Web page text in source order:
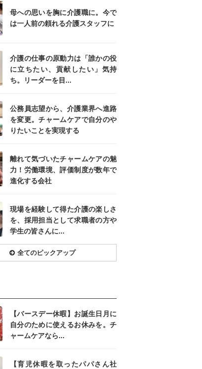
母への思いを胸に介護職に。今で
は一人前の頼れる介護スタッフに
介護の仕事の原動力は「誰かの役
に立ちたい、貢献したい」気持
ち。リーダーを目...
公務員志望から、介護業界へ進路
を変更。チャームケアで自分のや
りたいことを実現する
離れて気づいたチャームケアの魅
力！労働環境、評価制度が数年で
進化する会社
現場を経験して得た介護の楽しさ
を、採用担当として求職者の方や
学生の皆さんに...
全てのピックアップ
【バースデー休暇】お誕生日月に
自分のために使えるお休みを。チ
ャームケアなら...
【育児休暇を取ったパパさん社